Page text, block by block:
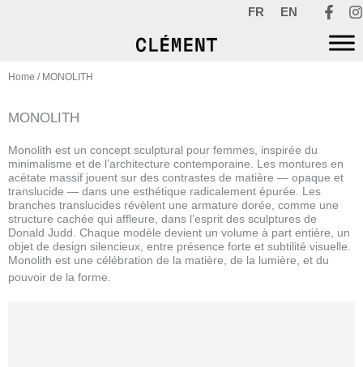
FR EN
Home / MONOLITH
MONOLITH
Monolith est un concept sculptural pour femmes, inspirée du
minimalisme et de l’architecture contemporaine. Les montures en
acétate massif jouent sur des contrastes de matière — opaque et
translucide — dans une esthétique radicalement épurée. Les
branches translucides révèlent une armature dorée, comme une
structure cachée qui affleure, dans l’esprit des sculptures de
Donald Judd. Chaque modèle devient un volume à part entière, un
objet de design silencieux, entre présence forte et subtilité visuelle.
Monolith est une célébration de la matière, de la lumière, et du
pouvoir de la forme.